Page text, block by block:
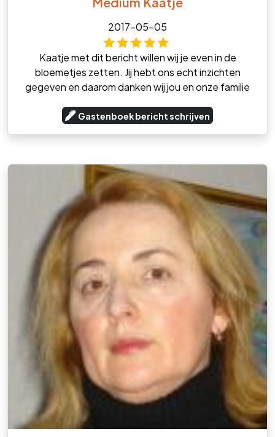
2017-05-05
Kaatje met dit bericht willen wij je even in de
bloemetjes zetten. Jij hebt ons echt inzichten
gegeven en daarom danken wij jou en onze familie
Gastenboek bericht schrijven